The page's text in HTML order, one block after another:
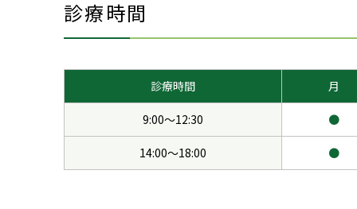
診療時間
診療時間 月
9:00～12:30 ●
14:00～18:00 ●